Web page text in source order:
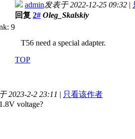
admin发表于 2022-12-25 09:32 |
回复 2# Oleg_Skalskiy
T56 need a special adapter.
TOP
2023-2-2 23:11 | 只看该作者
voltage?